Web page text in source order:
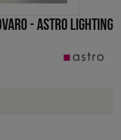
-Astro Lighting